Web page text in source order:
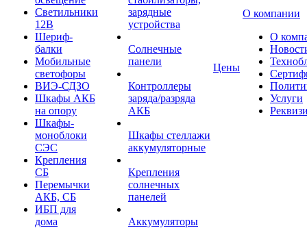
Светильники
12В
Шериф-
балки
Мобильные
светофоры
ВИЭ-СДЗО
Шкафы АКБ
на опору
Шкафы-
моноблоки
СЭС
Крепления
СБ
Перемычки
АКБ, СБ
ИБП для
дома
зарядные
устройства
Солнечные
панели
Контроллеры
заряда/разряда
АКБ
Шкафы стеллажи
аккумуляторные
Крепления
солнечных
панелей
Аккумуляторы
Цены
О компании
О
Услуги